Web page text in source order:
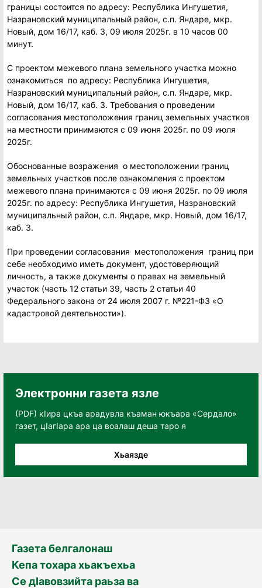
границы состоится по адресу: Республика Ингушетия,
Назрановский муниципальный район, с.п. Яндаре, мкр.
Новый, дом 16/17, каб. 3, 09 июля 2025г. в 10 часов 00
минут.
С проектом межевого плана земельного участка можно
ознакомиться по адресу: Республика Ингушетия,
Назрановский муниципальный район, с.п. Яндаре, мкр.
Новый, дом 16/17, каб. 3. Требования о проведении
согласования местоположения границ земельных участков
на местности принимаются с 09 июня 2025г. по 09 июля
2025г.
Обоснованные возражения о местоположении границ
земельных участков после ознакомления с проектом
межевого плана принимаются с 09 июня 2025г. по 09 июля
2025г. по адресу: Республика Ингушетия, Назрановский
муниципальный район, с.п. Яндаре, мкр. Новый, дом 16/17,
каб. 3.
При проведении согласования местоположения границ при
себе необходимо иметь документ, удостоверяющий
личность, а также документы о правах на земельный
участок (часть 12 статьи 39, часть 2 статьи 40
Федерального закона от 24 июля 2007 г. №221-ФЗ «О
кадастровой деятельности»).
Электронни газета язле
(PDF) кӀира цкъа арадувла къаман юкъара «Сердало»
газет, цӀагӀара ара ца воалаш деша таро я
Хьаязде
Газета белгалонаш
Кепа тохара хьакъехьа
Се дӀавовзийта раьза ва